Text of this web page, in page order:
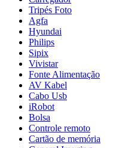
Tripés Foto
Agfa
Hyundai
Philips
Sipix
Vivistar
Fonte Alimentação
AV Kabel
Cabo Usb
iRobot
Bolsa
Controle remoto
Cartão de memória